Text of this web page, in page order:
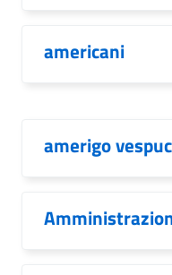
americani
amerigo